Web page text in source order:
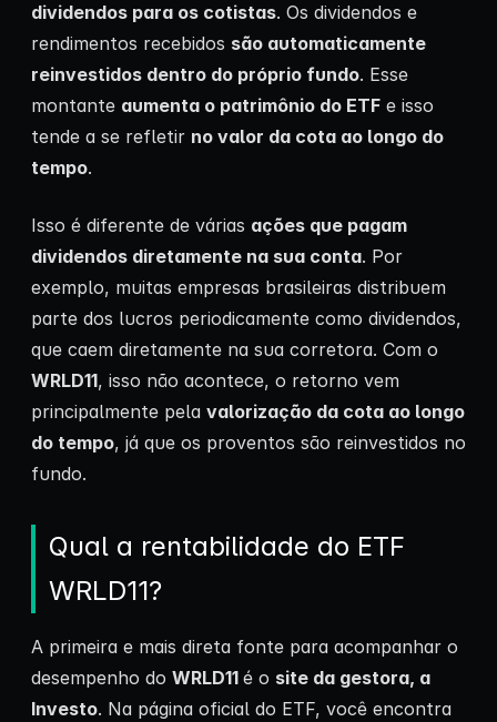
dividendos para os cotistas. Os dividendos e
rendimentos recebidos são automaticamente
reinvestidos dentro do próprio fundo. Esse
montante aumenta o patrimônio do ETF e isso
tende a se refletir no valor da cota ao longo do
tempo.
Isso é diferente de várias ações que pagam
dividendos diretamente na sua conta. Por
exemplo, muitas empresas brasileiras distribuem
parte dos lucros periodicamente como dividendos,
que caem diretamente na sua corretora. Com o
WRLD11, isso não acontece, o retorno vem
principalmente pela valorização da cota ao longo
do tempo, já que os proventos são reinvestidos no
fundo.
Qual a rentabilidade do ETF
WRLD11?
A primeira e mais direta fonte para acompanhar o
desempenho do WRLD11 é o site da gestora, a
Investo. Na página oficial do ETF, você encontra